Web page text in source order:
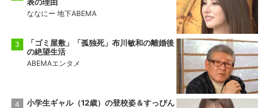
ななにー 地下ABEMA
「ゴミ屋敷」「孤独死」布川敏和の離婚後
の絶望生活
ABEMAエンタメ
小学生ギャル（12歳）の登校姿＆すっぴん